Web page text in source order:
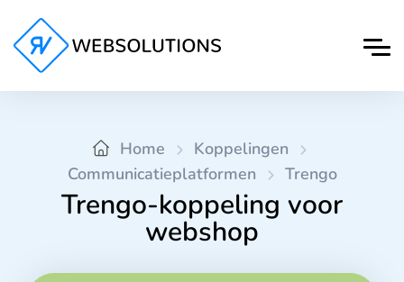
Home
Koppelingen
Communicatieplatformen
Trengo
Trengo-koppeling voor
webshop